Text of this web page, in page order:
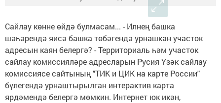
Сайлау көнне өйдә булмасам... - Илнең башка
шәһәрендә яисә башка төбәгендә урнашкан участок
адресын каян белергә? - Территориаль һәм участок
сайлау комиссияләре адресларын Русия Үзәк сайлау
комиссиясе сайтының "ТИК и ЦИК на карте России"
бүлегендә урнаштырылган интерактив карта
ярдәмендә белергә мөмкин. Интернет юк икән,